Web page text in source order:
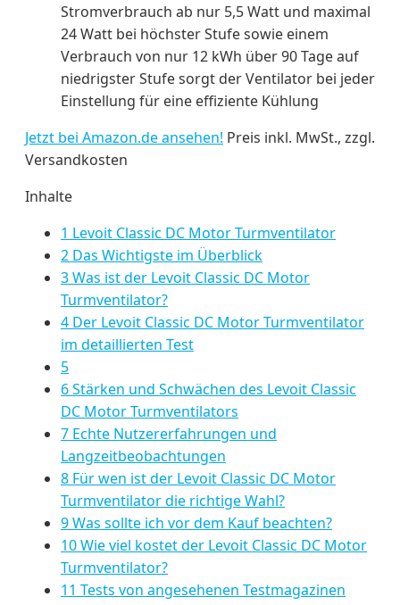
Stromverbrauch ab nur 5,5 Watt und maximal
24 Watt bei höchster Stufe sowie einem
Verbrauch von nur 12 kWh über 90 Tage auf
niedrigster Stufe sorgt der Ventilator bei jeder
Einstellung für eine effiziente Kühlung
Jetzt bei Amazon.de ansehen! Preis inkl. MwSt., zzgl.
Versandkosten
Inhalte
1 Levoit Classic DC Motor Turmventilator
2 Das Wichtigste im Überblick
3 Was ist der Levoit Classic DC Motor
Turmventilator?
4 Der Levoit Classic DC Motor Turmventilator
im detaillierten Test
5
6 Stärken und Schwächen des Levoit Classic
DC Motor Turmventilators
7 Echte Nutzererfahrungen und
Langzeitbeobachtungen
8 Für wen ist der Levoit Classic DC Motor
Turmventilator die richtige Wahl?
9 Was sollte ich vor dem Kauf beachten?
10 Wie viel kostet der Levoit Classic DC Motor
Turmventilator?
11 Tests von angesehenen Testmagazinen